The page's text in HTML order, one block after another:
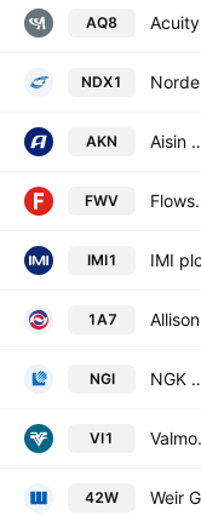
AQ8
NDX1
AKN Aisin
FWV
IMI1 IMI plc
1A7
NGI NGK
VI1
42W